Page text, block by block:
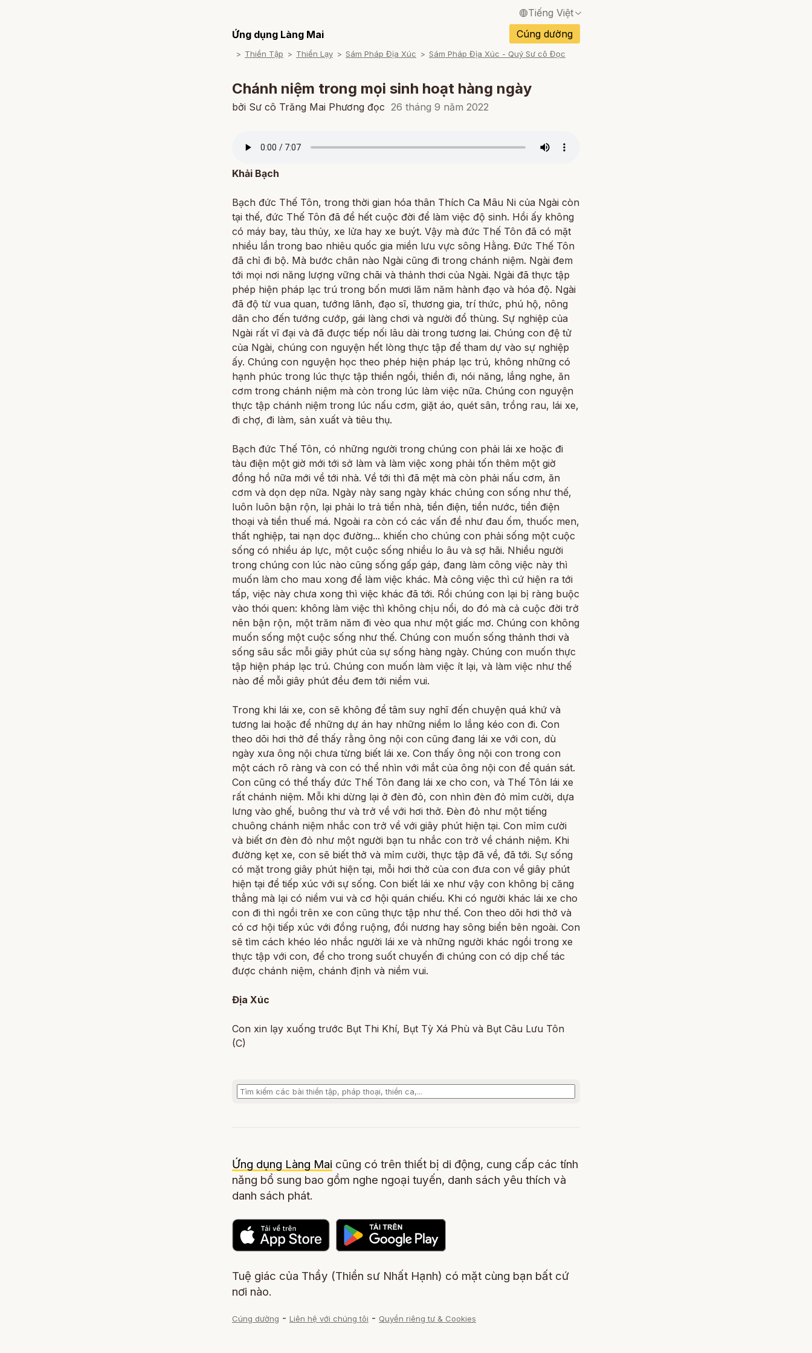
Tiếng Việt
English / Tiếng Anh
Français / Tiếng Pháp
Español / Tiếng Tây Ban Nha
Deutsch / Tiếng Đức
Português / Tiếng Bồ Đào Nha
Ứng dụng Làng Mai Cúng dường
Thiền Tập Thiền Lạy Sám Pháp Địa Xúc Sám Pháp Địa Xúc - Quý Sư cô Đọc
Chánh niệm trong mọi sinh hoạt hàng ngày
bởi Sư cô Trăng Mai Phương đọc 26 tháng 9 năm 2022
Khải Bạch
Bạch đức Thế Tôn, trong thời gian hóa thân Thích Ca Mâu Ni của Ngài còn
tại thế, đức Thế Tôn đã để hết cuộc đời để làm việc độ sinh. Hồi ấy không
có máy bay, tàu thủy, xe lửa hay xe buýt. Vậy mà đức Thế Tôn đã có mặt
nhiều lần trong bao nhiêu quốc gia miền lưu vực sông Hằng. Đức Thế Tôn
đã chỉ đi bộ. Mà bước chân nào Ngài cũng đi trong chánh niệm. Ngài đem
tới mọi nơi năng lượng vững chãi và thảnh thơi của Ngài. Ngài đã thực tập
phép hiện pháp lạc trú trong bốn mươi lăm năm hành đạo và hóa độ. Ngài
đã độ từ vua quan, tướng lãnh, đạo sĩ, thương gia, trí thức, phú hộ, nông
dân cho đến tướng cướp, gái làng chơi và người đổ thùng. Sự nghiệp của
Ngài rất vĩ đại và đã được tiếp nối lâu dài trong tương lai. Chúng con đệ tử
của Ngài, chúng con nguyện hết lòng thực tập để tham dự vào sự nghiệp
ấy. Chúng con nguyện học theo phép hiện pháp lạc trú, không những có
hạnh phúc trong lúc thực tập thiền ngồi, thiền đi, nói năng, lắng nghe, ăn
cơm trong chánh niệm mà còn trong lúc làm việc nữa. Chúng con nguyện
thực tập chánh niệm trong lúc nấu cơm, giặt áo, quét sân, trồng rau, lái xe,
đi chợ, đi làm, sản xuất và tiêu thụ.
Bạch đức Thế Tôn, có những người trong chúng con phải lái xe hoặc đi
tàu điện một giờ mới tới sở làm và làm việc xong phải tốn thêm một giờ
đồng hồ nữa mới về tới nhà. Về tới thì đã mệt mà còn phải nấu cơm, ăn
cơm và dọn dẹp nữa. Ngày này sang ngày khác chúng con sống như thế,
luôn luôn bận rộn, lại phải lo trả tiền nhà, tiền điện, tiền nước, tiền điện
thoại và tiền thuế má. Ngoài ra còn có các vấn đề như đau ốm, thuốc men,
thất nghiệp, tai nạn dọc đường... khiến cho chúng con phải sống một cuộc
sống có nhiều áp lực, một cuộc sống nhiều lo âu và sợ hãi. Nhiều người
trong chúng con lúc nào cũng sống gấp gáp, đang làm công việc này thì
muốn làm cho mau xong để làm việc khác. Mà công việc thì cứ hiện ra tới
tấp, việc này chưa xong thì việc khác đã tới. Rồi chúng con lại bị ràng buộc
vào thói quen: không làm việc thì không chịu nổi, do đó mà cả cuộc đời trở
nên bận rộn, một trăm năm đi vèo qua như một giấc mơ. Chúng con không
muốn sống một cuộc sống như thế. Chúng con muốn sống thảnh thơi và
sống sâu sắc mỗi giây phút của sự sống hàng ngày. Chúng con muốn thực
tập hiện pháp lạc trú. Chúng con muốn làm việc ít lại, và làm việc như thế
nào để mỗi giây phút đều đem tới niềm vui.
Trong khi lái xe, con sẽ không để tâm suy nghĩ đến chuyện quá khứ và
tương lai hoặc để những dự án hay những niềm lo lắng kéo con đi. Con
theo dõi hơi thở để thấy rằng ông nội con cũng đang lái xe với con, dù
ngày xưa ông nội chưa từng biết lái xe. Con thấy ông nội con trong con
một cách rõ ràng và con có thể nhìn với mắt của ông nội con để quán sát.
Con cũng có thể thấy đức Thế Tôn đang lái xe cho con, và Thế Tôn lái xe
rất chánh niệm. Mỗi khi dừng lại ở đèn đỏ, con nhìn đèn đỏ mỉm cười, dựa
lưng vào ghế, buông thư và trở về với hơi thở. Đèn đỏ như một tiếng
chuông chánh niệm nhắc con trở về với giây phút hiện tại. Con mỉm cười
và biết ơn đèn đỏ như một người bạn tu nhắc con trở về chánh niệm. Khi
đường kẹt xe, con sẽ biết thở và mỉm cười, thực tập đã về, đã tới. Sự sống
có mặt trong giây phút hiện tại, mỗi hơi thở của con đưa con về giây phút
hiện tại để tiếp xúc với sự sống. Con biết lái xe như vậy con không bị căng
thẳng mà lại có niềm vui và cơ hội quán chiếu. Khi có người khác lái xe cho
con đi thì ngồi trên xe con cũng thực tập như thế. Con theo dõi hơi thở và
có cơ hội tiếp xúc với đồng ruộng, đồi nương hay sông biển bên ngoài. Con
sẽ tìm cách khéo léo nhắc người lái xe và những người khác ngồi trong xe
thực tập với con, để cho trong suốt chuyến đi chúng con có dịp chế tác
được chánh niệm, chánh định và niềm vui.
Địa Xúc
Con xin lạy xuống trước Bụt Thi Khí, Bụt Tỳ Xá Phù và Bụt Câu Lưu Tôn
(C)
Ứng dụng Làng Mai cũng có trên thiết bị di động, cung cấp các tính
năng bổ sung bao gồm nghe ngoại tuyến, danh sách yêu thích và
danh sách phát.
Tuệ giác của Thầy (Thiền sư Nhất Hạnh) có mặt cùng bạn bất cứ
nơi nào.
Cúng dường - Liên hệ với chúng tôi - Quyền riêng tư & Cookies